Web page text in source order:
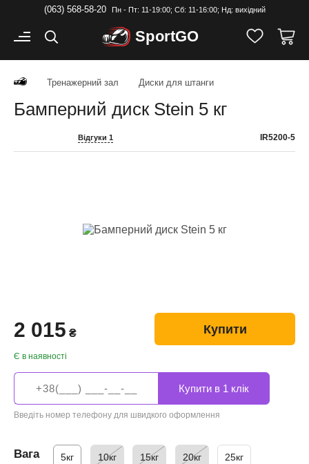
(063) 568-58-20 Пн - Пт: 11-19:00; Cб: 11-16:00; Нд: вихідний
SportGO
Тренажерний зал Диски для штанги
Бамперний диск Stein 5 кг
Відгуки 1 IR5200-5
2 015 ₴
Є в наявності
Купити
Введіть номер телефону для швидкого оформлення
Вага 5кг 10кг 15кг 20кг 25кг